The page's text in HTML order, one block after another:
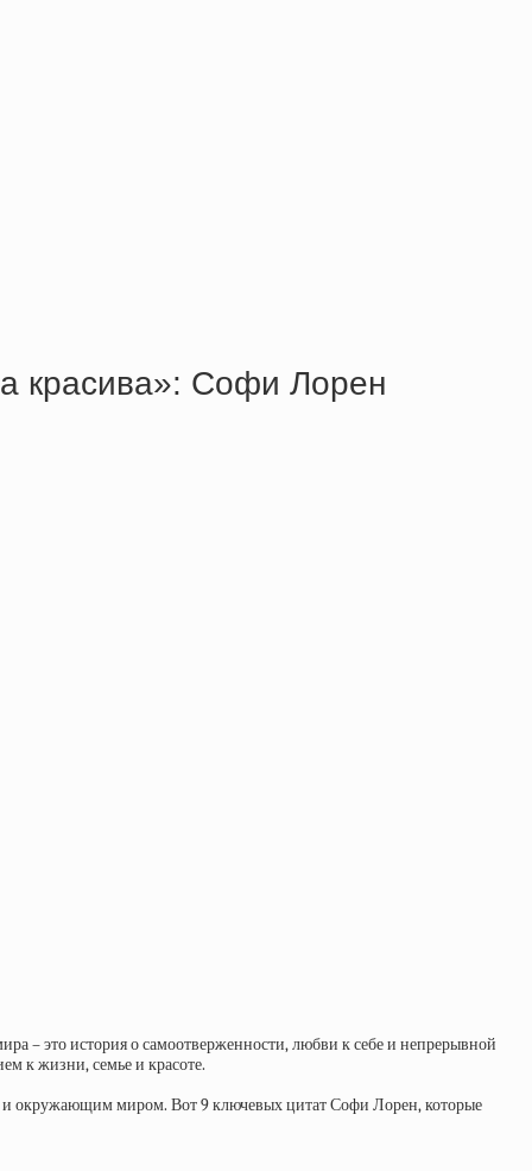
кpacивa»: Coфи Лopeн
– это история о самоотверженности, любви к себе и непрерывной
к жизни, семье и красоте.
и окружающим миром. Вот 9 ключевых цитат Софи Лорен, которые